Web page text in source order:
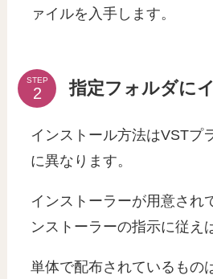
ァイルを入手します。
STEP 指定フォルダに
インストール方法はVSTプ
に異なります。
インストーラーが用意され
ンストーラーの指示に従え
単体で配布されているもの